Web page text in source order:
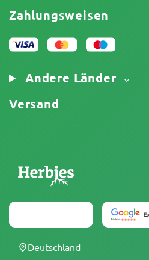
Affiliate-Partnerschaft
Unser Autorenteam
Sitemap
Datenschutzrichtlinie
Cookies-Richtlinie
Impressum
Zahlungsweisen
Andere Länder
Versand
Deutschland